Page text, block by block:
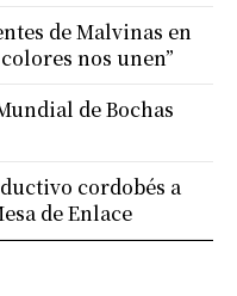
de Malvinas en
nos unen”
de Bochas
cordobés a
de Enlace